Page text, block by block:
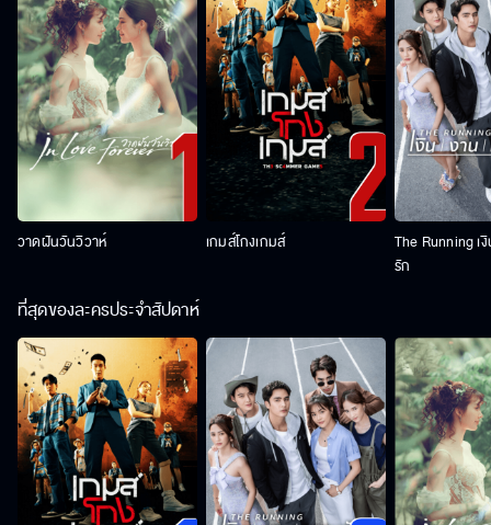
วาดฝันวันวิวาห์ เกมส์โกงเกมส์
The Running เ
รัก
ที่สุดของละครประจำสัปดาห์